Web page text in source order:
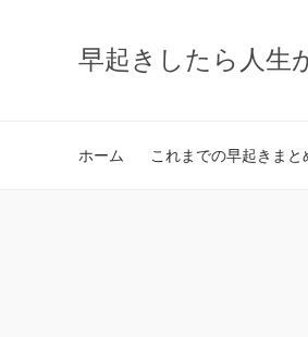
早起きしたら人生
ホーム これまでの早起きまと